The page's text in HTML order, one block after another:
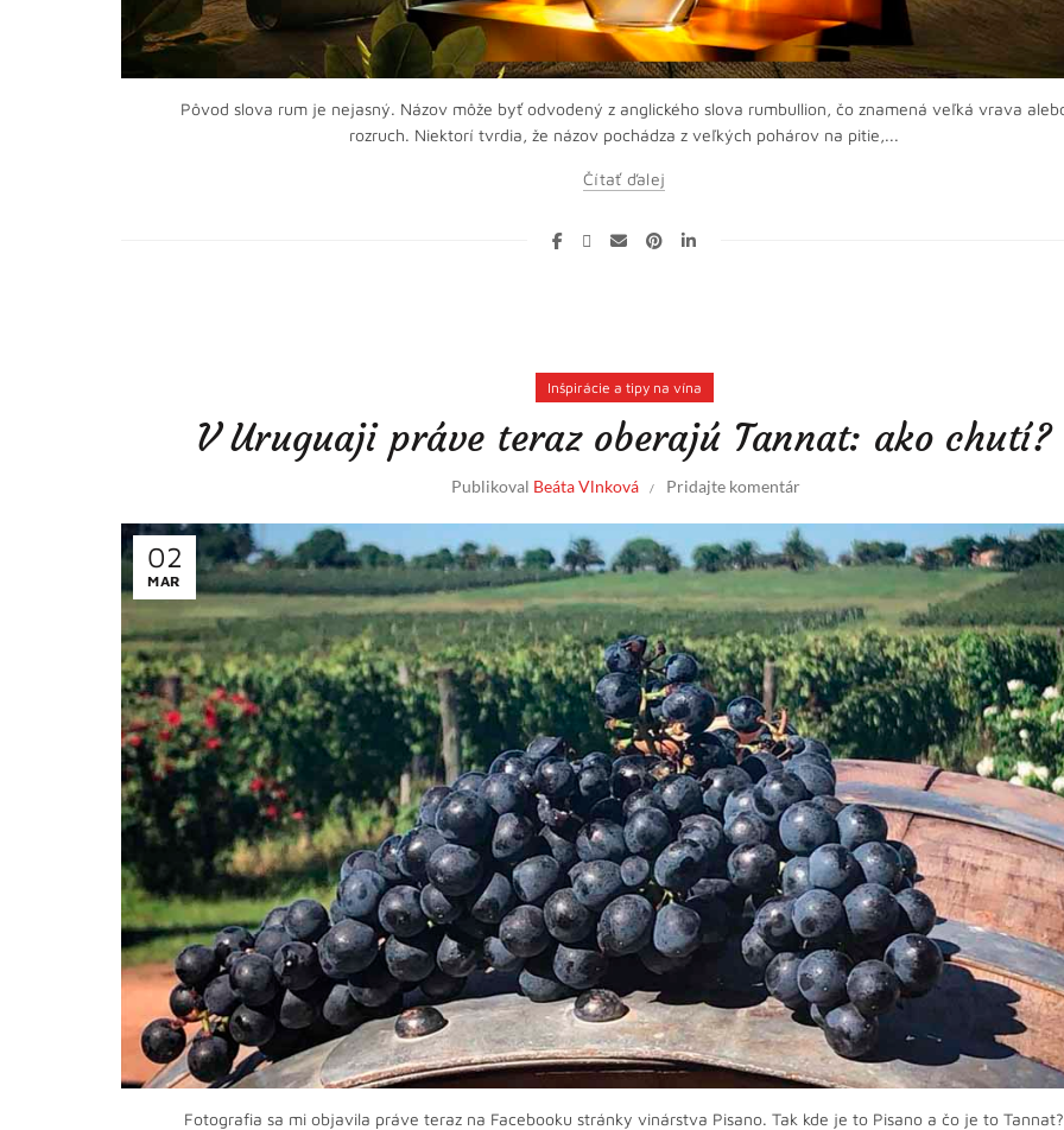
Pôvod slova rum je nejasný. Názov môže byť odvodený z anglického slova rumbullion, čo znamená veľká vrava
rozruch. Niektorí tvrdia, že názov pochádza z veľkých pohárov na pitie,...
Čítať ďalej
Inšpirácie a tipy na vína
V Uruguaji práve teraz oberajú Tannat: ako chutí?
Publikoval Beáta Vlnková Pridajte komentár
02
MAR
Fotografia sa mi objavila práve teraz na Facebooku stránky vinárstva Pisano. Tak kde je to Pisano a čo je to Tannat?